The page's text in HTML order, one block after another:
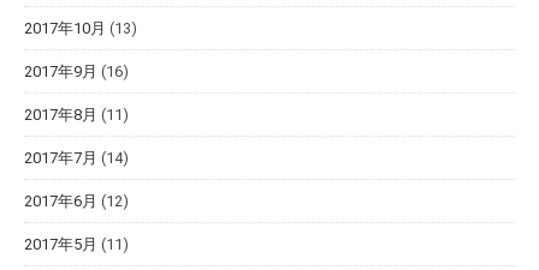
2017年10月 (13)
2017年9月 (16)
2017年8月 (11)
2017年7月 (14)
2017年6月 (12)
2017年5月 (11)